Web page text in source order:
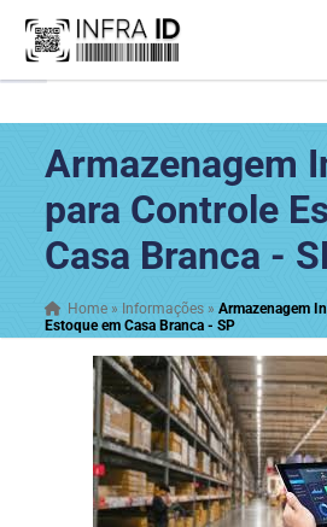
Armazenagem
para Controle
Casa Branca -
Home » Informações »Armazenagem
Estoque em Casa Branca - SP